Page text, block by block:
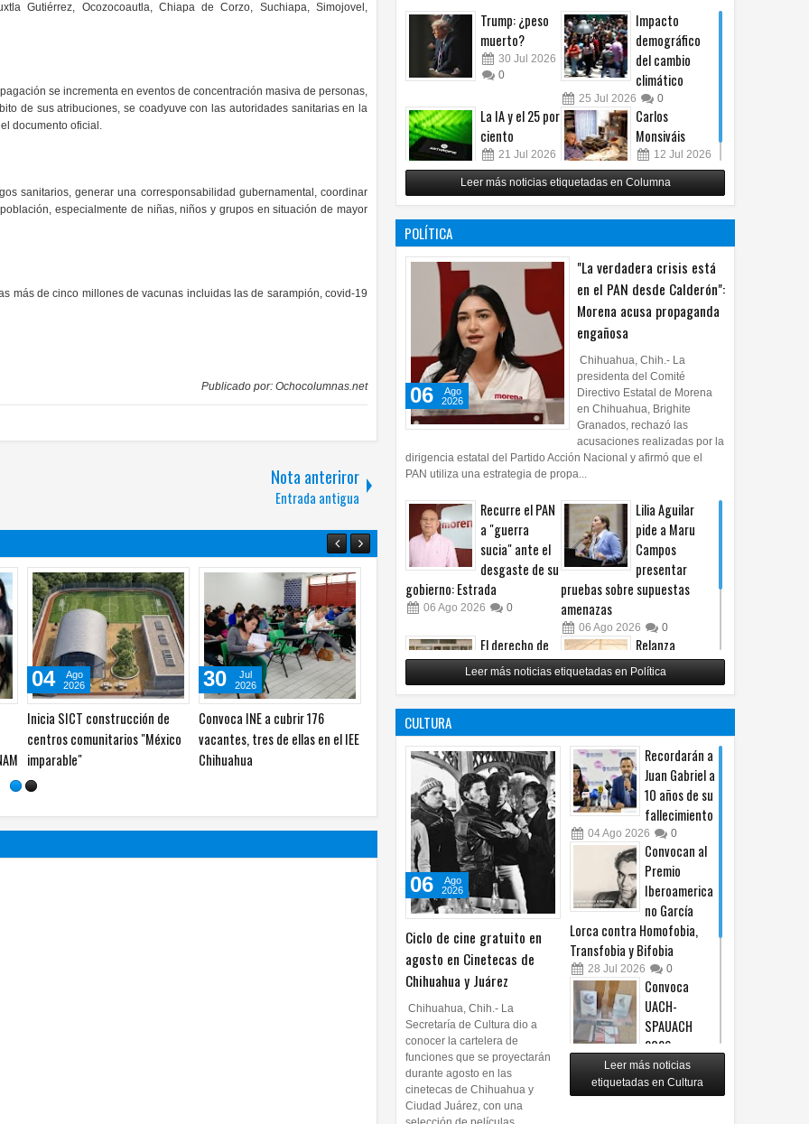
Gutiérrez, Ocozocoautla, Chiapa de Corzo, Suchiapa, Simojovel,
se incrementa en eventos de concentración masiva de personas,
de sus atribuciones, se coadyuve con las autoridades sanitarias en la
documento oficial.
sanitarios, generar una corresponsabilidad gubernamental, coordinar
especialmente de niñas, niños y grupos en situación de mayor
más de cinco millones de vacunas incluidas las de sarampión, covid-19
Publicado por: Ochocolumnas.net
Nota anteriror
Entrada antigua
Desgaste de neumáticos
podría favorecer la resistencia
a los antibióticos
31
Jul
2026
Riesgo mundial de nueva
epidemia de VIH por recortes
de financiamiento de EU
28
Jul
2026
Trump: ¿peso
muerto?
30 Jul 2026
0
Impacto
demográfico
del cambio
climático
25 Jul 2026 0
La IA y el 25 por
ciento
21 Jul 2026
0
Carlos
Monsiváis
12 Jul 2026
0
Leer más noticias etiquetadas en Columna
POLÍTICA
"La verdadera crisis está
en el PAN desde Calderón":
Morena acusa propaganda
engañosa
06
Ago
2026
Chihuahua, Chih.- La
presidenta del Comité
Directivo Estatal de Morena
en Chihuahua, Brighite
Granados, rechazó las
acusaciones realizadas por la
dirigencia estatal del Partido Acción Nacional y afirmó que el
PAN utiliza una estrategia de propa...
Recurre el PAN
a "guerra
sucia" ante el
desgaste de su
gobierno: Estrada
06 Ago 2026 0
Lilia Aguilar
pide a Maru
Campos
presentar
pruebas sobre supuestas
amenazas
06 Ago 2026 0
El derecho de
las audiencias
no es censura,
es un principio
constitucional: González
05Ago 2026 0
Relanza
Villalobos
programa de
afiliación del
05Ago 2026
Leer más noticias etiquetadas en Política
CULTURA
Ciclo de cine gratuito en
agosto en Cinetecas de
Chihuahua y Juárez
06
Ago
2026
Chihuahua, Chih.- La
Secretaría de Cultura dio a
conocer la cartelera de
funciones que se proyectarán
durante agosto en las
cinetecas de Chihuahua y
Ciudad Juárez, con una
Recordarán a
Juan Gabriel a
10 años de su
fallecimiento
04Ago 2026 0
Convocan al
Premio
Iberoamerica
no García
Lorca contra Homofobia,
Transfobia y Bifobia
28 Jul 2026 0
Convoca
UACH-
SPAUACH
2026 a
publicar textos académicos
28 Jul 2026 0
Copian
Leer más noticias
etiquetadas en Cultura